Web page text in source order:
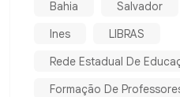
Bahia Salvador
Ines
LIBRAS
Rede Estadual De
Formação De